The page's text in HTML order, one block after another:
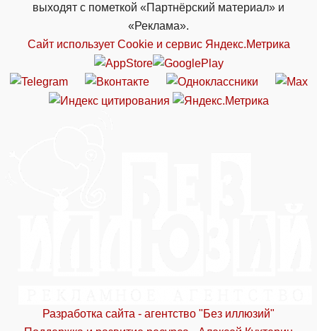
выходят с пометкой «Партнёрский материал» и
«Реклама».
Сайт использует Cookie и сервиc Яндекс.Метрика
Разработка сайта - агентство "Без иллюзий"